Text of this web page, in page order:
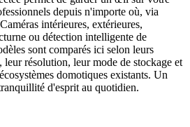
depuis n'importe où, via
intérieures, extérieures,
ou détection intelligente de
sont comparés ici selon leurs
leur résolution, leur mode de stockage et
domotiques existants. Un
d'esprit au quotidien.